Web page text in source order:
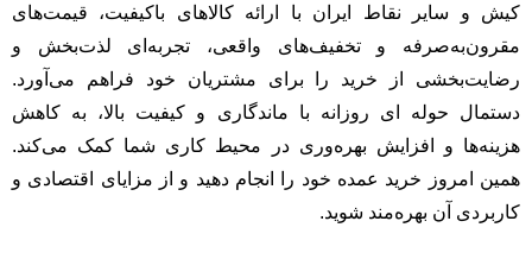
کیش و سایر نقاط ایران با ارائه کالاهای باکیفیت، قیمت‌های
مقرون‌به‌صرفه و تخفیف‌های واقعی، تجربه‌ای لذت‌بخش و
رضایت‌بخشی از خرید را برای مشتریان خود فراهم می‌آورد.
دستمال حوله ای روزانه با ماندگاری و کیفیت بالا، به کاهش
هزینه‌ها و افزایش بهره‌وری در محیط کاری شما کمک می‌کند.
همین امروز خرید عمده خود را انجام دهید و از مزایای اقتصادی و
کاربردی آن بهره‌مند شوید.